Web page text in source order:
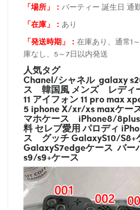
「場所 」： パーティー 誕生日 通
「在庫 」： あり
「発送時期 」： 在庫あり、通常1
庫なし、5～7日以内発送
人気タグ
Chanel/シャネル galaxy
ス 韓国風 メンズ レディ
11 アイフォン 11 pro max
5 iphone X/xr/xs maxケー
マホケース iPhone8/
料 セレブ愛用 パロディ
ス グッチGalaxyS10/S8+
GalaxyS7edgeケース バー
s9/s9+ケース